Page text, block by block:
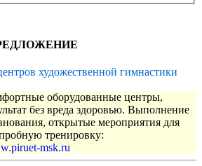
художественной гимнастики
оборудованные центры,
без вреда здоровью. Выполнение
открытые мероприятия для
тренировку:
msk.ru